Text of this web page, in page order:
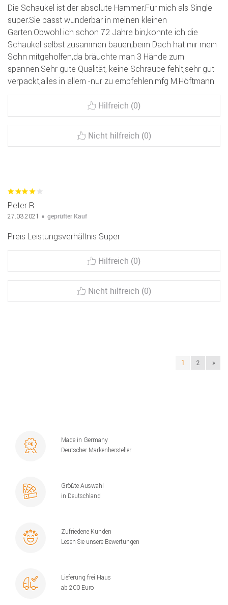
Die Schaukel ist der absolute Hammer.Für mich als Single
super.Sie passt wunderbar in meinen kleinen
Garten.Obwohl ich schon 72 Jahre bin,konnte ich die
Schaukel selbst zusammen bauen,beim Dach hat mir mein
Sohn mitgeholfen,da bräuchte man 3 Hände zum
spannen.Sehr gute Qualität, keine Schraube fehlt,sehr gut
verpackt,alles in allem -nur zu empfehlen.mfg M.Höftmann
Hilfreich (0)
Nicht hilfreich (0)
Peter R.
27.03.2021 geprüfter Kauf
Preis Leistungsverhältnis Super
Hilfreich (0)
Nicht hilfreich (0)
1 2 »
Made in Germany
Deutscher Markenhersteller
Größte Auswahl
in Deutschland
Zufriedene Kunden
Lesen Sie unsere Bewertungen
Lieferung frei Haus
ab 200 Euro